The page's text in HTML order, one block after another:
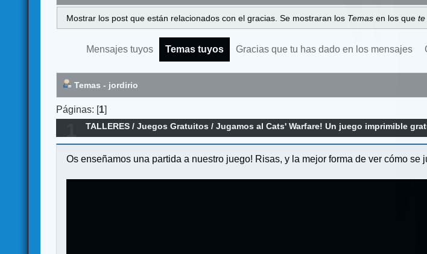
Mostrar los post que están relacionados con el gracias. Se mostraran los Temas en los que te
Mensajes tuyos Temas tuyos Gracias que tu has dado en los mensajes
Temas - jordirio
Páginas: [1]
TALLERES /Juegos Gratuitos/Jugamos al Cats' Warfare! Un juego imprimible
Os enseñamos una partida a nuestro juego! Risas, y la mejor forma de ver cómo se